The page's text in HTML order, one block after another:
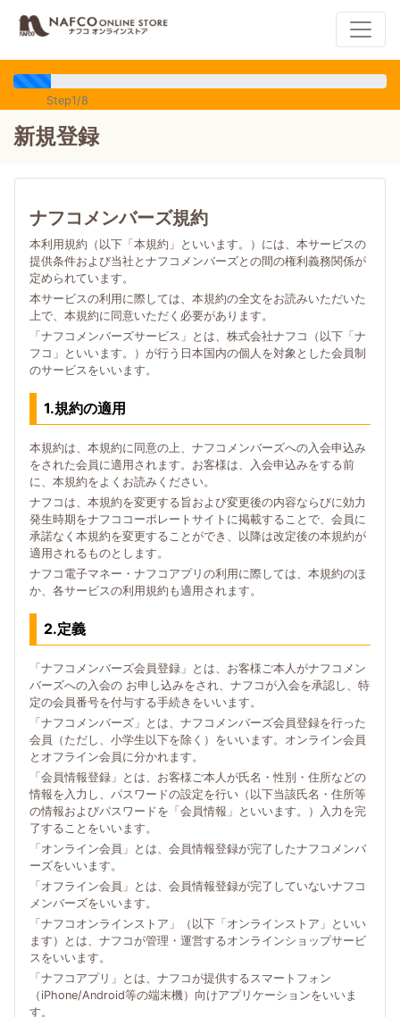
Step1/8
新規登録
ナフコメンバーズ規約
本利用規約（以下「本規約」といいます。）には、本サービスの
提供条件および当社とナフコメンバーズとの間の権利義務関係が
定められています。
本サービスの利用に際しては、本規約の全文をお読みいただいた
上で、本規約に同意いただく必要があります。
「ナフコメンバーズサービス」とは、株式会社ナフコ（以下「ナ
フコ」といいます。）が行う日本国内の個人を対象とした会員制
のサービスをいいます。
1.規約の適用
本規約は、本規約に同意の上、ナフコメンバーズへの入会申込み
をされた会員に適用されます。お客様は、入会申込みをする前
に、本規約をよくお読みください。
ナフコは、本規約を変更する旨および変更後の内容ならびに効力
発生時期をナフココーポレートサイトに掲載することで、会員に
承諾なく本規約を変更することができ、以降は改定後の本規約が
適用されるものとします。
ナフコ電子マネー・ナフコアプリの利用に際しては、本規約のほ
か、各サービスの利用規約も適用されます。
2.定義
「ナフコメンバーズ会員登録」とは、お客様ご本人がナフコメン
バーズへの入会の お申し込みをされ、ナフコが入会を承認し、特
定の会員番号を付与する手続きをいいます。
「ナフコメンバーズ」とは、ナフコメンバーズ会員登録を行った
会員（ただし、小学生以下を除く）をいいます。オンライン会員
とオフライン会員に分かれます。
「会員情報登録」とは、お客様ご本人が氏名・性別・住所などの
情報を入力し、パスワードの設定を行い（以下当該氏名・住所等
の情報およびパスワードを「会員情報」といいます。）入力を完
了することをいいます。
「オンライン会員」とは、会員情報登録が完了したナフコメンバ
ーズをいいます。
「オフライン会員」とは、会員情報登録が完了していないナフコ
メンバーズをいいます。
「ナフコオンラインストア」（以下「オンラインストア」といい
ます）とは、ナフコが管理・運営するオンラインショップサービ
スをいいます。
「ナフコアプリ」とは、ナフコが提供するスマートフォン
（iPhone/Android等の端末機）向けアプリケーションをいいま
す。